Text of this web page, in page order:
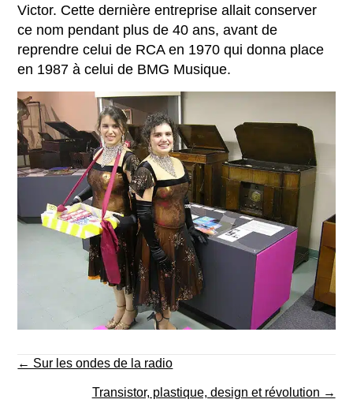
Victor. Cette dernière entreprise allait conserver
ce nom pendant plus de 40 ans, avant de
reprendre celui de RCA en 1970 qui donna place
en 1987 à celui de BMG Musique.
Posts
navigation
← Sur les ondes de la radio
Transistor, plastique, design et révolution →